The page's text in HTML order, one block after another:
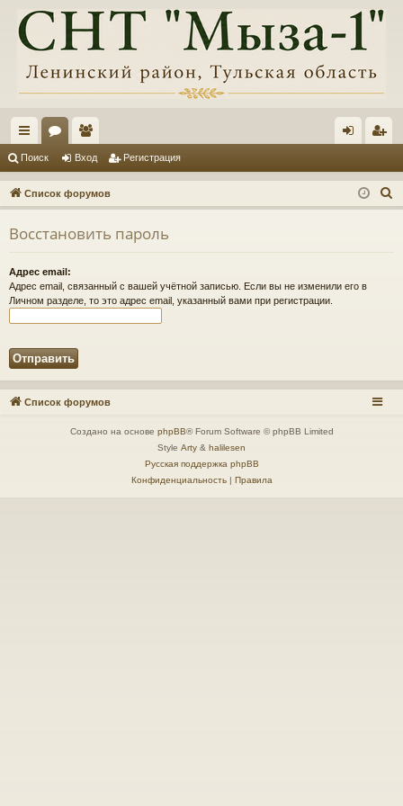
с
ы
лк
и
ум
ы
ол
ьз
ов
ат
и
д ис
тр
Поиск Вход Регистрация
Список форумов
о
Восстановить пароль
Адрес email:
Адрес email, связанный с вашей учётной записью. Если вы не изменили его в
Личном разделе, то это адрес email, указанный вами при регистрации.
Список форумов
Создано на основе phpBB® Forum Software © phpBB Limited
Style Arty & halilesen
Русская поддержка phpBB
Конфиденциальность| Правила